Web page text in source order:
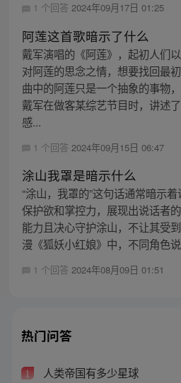
1 个回答 2024年09月17日 01:25
阿莲这首歌暗示了什么
戴军演唱的《阿莲》，起初人们
对阿莲的思念之情，想要找回最
曲中的阿莲只是一个抽象的事物
戴军在做客某综艺节目时，讲述
感...
1 个回答 2024年09月15日 06:47
涂山我罩是暗示什么
“涂山，我罩的”这句话通常暗示
保护欲和掌控力，展现出说话者
能力且决心守护涂山，不让其受
漫《狐妖小红娘》中，不同角色
1 个回答 2024年08月09日 01:51
热门问答
1 人类帝国有多少星球